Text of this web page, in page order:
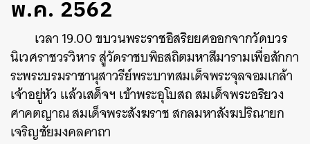
พ.ค. 2562
เวลา 19.00 ขบวนพระราชอิสริยยศออกจากวัดบวร
นิเวศราชวรวิหาร สู่วัดราชบพิธสถิตมหาสีมารามเพื่อสักกา
ระพระบรมราชานุสาวรีย์พระบาทสมเด็จพระจุลจอมเกล้า
เจ้าอยู่หัว แล้วเสด็จฯ เข้าพระอุโบสถ สมเด็จพระอริยวง
ศาคตญาณ สมเด็จพระสังฆราช สกลมหาสังฆปริณายก
เจริญชัยมงคลคาถา